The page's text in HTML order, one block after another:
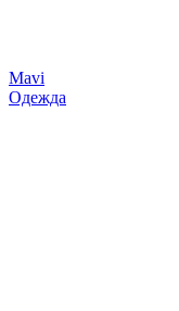
Mavi
Одежда